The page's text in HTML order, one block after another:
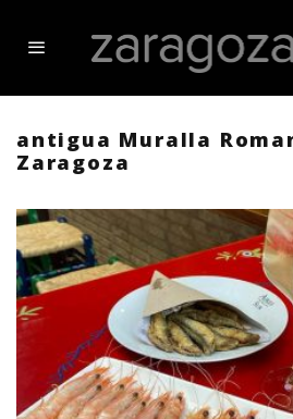
antigua Muralla
Zaragoza